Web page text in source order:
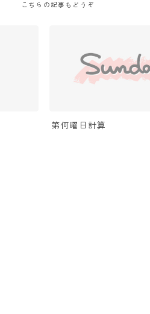
こちらの記事もどうぞ
第何曜日計算